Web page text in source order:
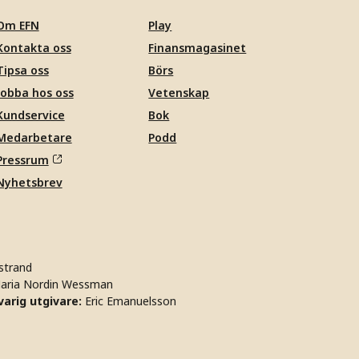
EFN
oss
oss
hos oss
Play
Finansmagasinet
Börs
Vetenskap
Bok
Podd
Nordin Wessman
utgivare: Eric Emanuelsson